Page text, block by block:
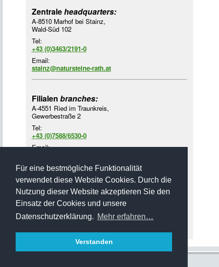
Für eine bestmögliche Funktionalität
verwendet diese Website Cookies. Durch die
Nutzung dieser Website akzeptieren Sie den
Einsatz der Cookies und unsere
Datenschutzerklärung. Mehr erfahren…
Verstanden
Zentraleheadquarters:
A-8510 Marhof bei Stainz,
Wald-Süd 102
Tel:
+43 (0)3463/2191-0
Email:
stainz@natursteine-rath.at
Filialen branches:
A-4551 Ried im Traunkreis,
Gewerbestraße 2
Tel:
+43 (0)7588/6530-0
Email:
A-2752 Wöllersdorf,
Römerstraße 1
Tel:
+43 (0)2622/4218-3
Email:
woellersdorf@natursteine-rath.at